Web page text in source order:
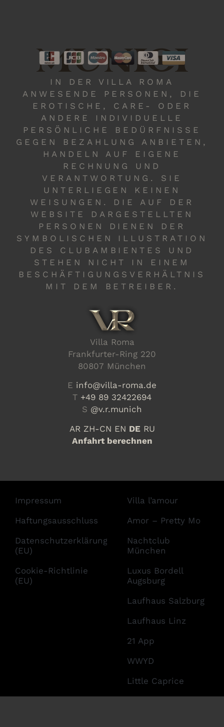
MUNICH
IN DER VILLA ROMA
ANWESENDE PERSONEN, DIE
EROTISCHE, CARE- ODER
ANDERE INDIVIDUELLE
PERSÖNLICHE BEDÜRFNISSE
GEGEN BEZAHLUNG ANBIETEN,
HANDELN AUF EIGENE
RECHNUNG UND
VERANTWORTUNG. SIE
UNTERLIEGEN KEINEN
WEISUNGEN. DIE AUF DER
WEBSITE DARGESTELLTEN
PERSONEN DIENEN DER
SYMBOLISCHEN ILLUSTRATION
DES CLUBAMBIENTES UND
STEHEN NICHT IN EINEM
BESCHÄFTIGUNGSVERHÄLTNIS
MIT DEM BETREIBER.
Villa Roma
Frankfurter-Ring 220
80807 München
E info@villa-roma.de
T +49 89 32422694
S @v.r.munich
AR ZH-CN EN DE RU
Anfahrt berechnen
Impressum
Haftungsausschluss
Datenschutzerklärung
(EU)
Cookie-Richtlinie
(EU)
Villa l’amour
Amor – Pretty Mo
Nachtclub
München
Luxus Bordell
Augsburg
Laufhaus Salzburg
Laufhaus Linz
21 App
WWYD
Little Caprice